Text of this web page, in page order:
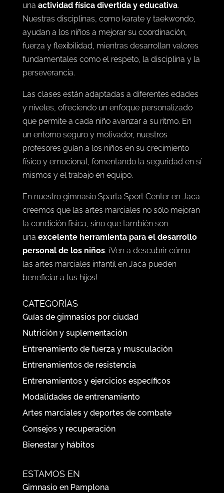
una actividad física divertida y educativa.
Nuestras disciplinas, como karate y taekwondo,
ayudan a los niños a mejorar su coordinación,
fuerza y flexibilidad, mientras desarrollan valores
fundamentales como el respeto, la disciplina y la
perseverancia.
Las clases están adaptadas a diferentes edades
y niveles, ofreciendo un enfoque personalizado
que permite a cada niño avanzar a su ritmo. En
un entorno seguro y motivador, nuestros
profesores guían a los niños en su crecimiento
físico y emocional, fomentando la seguridad en sí
mismos y el trabajo en equipo.
En nuestro gimnasio Sparta Sport Center en Jaca
creemos que las artes marciales no sólo mejoran
la condición física, sino que también son
una excelente herramienta para el desarrollo
personal de los niños. ¡Ven a descubrir cómo
las artes marciales infantil en Jaca pueden
beneficiar a tus hijos!
CATEGORÍAS
Guías de gimnasios por ciudad
Nutrición y suplementación
Entrenamiento de fuerza y musculación
Entrenamientos de resistencia
Entrenamientos y ejercicios específicos
Modalidades de entrenamiento
Artes marciales y deportes de combate
Consejos y recuperación
Bienestar y hábitos
ESTAMOS EN
Gimnasio en Pamplona